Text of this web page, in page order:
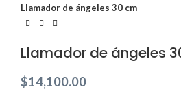
Llamador de ángeles 30 cm
Llamador de ángeles
$14,100.00